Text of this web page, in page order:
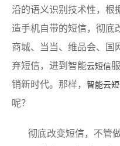
沿的语义识别技术性，根
造手机自带的短信，彻底
商城、当当、维品会、国
弃短信，进到智能云短信
销新时代。那样， 智能云
呢？
彻底改变短信，不管